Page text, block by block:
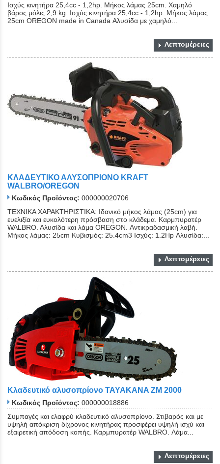
Ισχύς κινητήρα 25,4cc - 1,2hp. Μήκος λάμας 25cm. Χαμηλό
βάρος μόλις 2,9 kg. Ισχύς κινητήρα 25,4cc - 1,2hp. Μήκος λάμας
25cm OREGON made in Canada Αλυσίδα με χαμηλό...
Λεπτομέρειες
ΚΛΑΔΕΥΤΙΚΟ ΑΛΥΣΟΠΡΙΟΝΟ KRAFT
WALBRO/OREGON
Κωδικός Προϊόντος: 000000020706
ΤΕΧΝΙΚΑ ΧΑΡΑΚΤΗΡΙΣΤΙΚΑ: Ιδανικό μήκος λάμας (25cm) για
ευελιξία και ευκολότερη πρόσβαση στο κλάδεμα. Καρμπυρατέρ
WALBRO. Aλυσίδα και λάμα OREGON. Αντικραδασμική λαβή.
Μήκος λάμας: 25cm Κυβισμός: 25.4cm3 Ισχύς: 1.2Hp Αλυσίδα:...
Λεπτομέρειες
Κλαδευτικό αλυσοπρίονο TAYAKANA ZM 2000
Κωδικός Προϊόντος: 000000018886
Συμπαγές και ελαφρύ κλαδευτικό αλυσοπρίονο. Στιβαρός και με
υψηλή απόκριση δίχρονος κινητήρας προσφέρει υψηλή ισχύ και
εξαιρετική απόδοση κοπής. Καρμπυρατέρ WALBRO. Λάμα...
Λεπτομέρειες